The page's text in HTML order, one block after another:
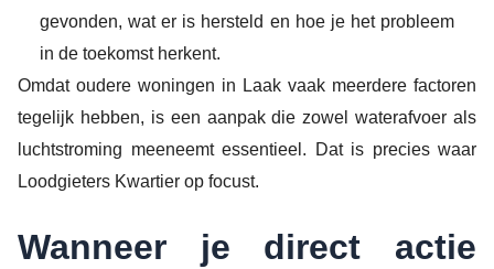
gevonden, wat er is hersteld en hoe je het probleem
in de toekomst herkent.
Omdat oudere woningen in Laak vaak meerdere factoren
tegelijk hebben, is een aanpak die zowel waterafvoer als
luchtstroming meeneemt essentieel. Dat is precies waar
Loodgieters Kwartier op focust.
Wanneer je direct actie